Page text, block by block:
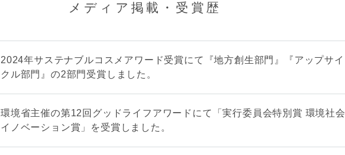
メディア掲載・受賞歴
2024年サステナブルコスメアワード受賞にて『地方創生部門』『アップサイ
クル部門』の2部門受賞しました。
環境省主催の第12回グッドライフアワードにて「実行委員会特別賞 環境社会
イノベーション賞」を受賞しました。